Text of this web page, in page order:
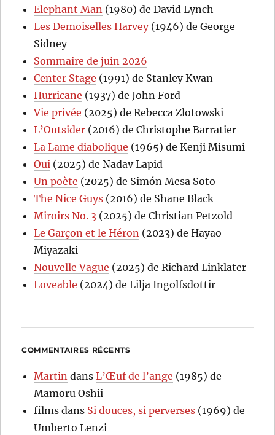
Elephant Man (1980) de David Lynch
Les Demoiselles Harvey(1946) de George
Sidney
Sommaire de juin 2026
Center Stage (1991) de Stanley Kwan
Hurricane (1937) de John Ford
Vie privée (2025) de Rebecca Zlotowski
L’Outsider (2016) de Christophe Barratier
La Lame diabolique (1965) de Kenji Misumi
Oui (2025) de Nadav Lapid
Un poète (2025) de Simón Mesa Soto
The Nice Guys (2016) de Shane Black
Miroirs No. 3 (2025) de Christian Petzold
Le Garçon et le Héron (2023) de Hayao
Miyazaki
Nouvelle Vague (2025) de Richard Linklater
Loveable (2024) de Lilja Ingolfsdottir
COMMENTAIRES RÉCENTS
Martin dansL’Œuf de l’ange (1985) de
Mamoru Oshii
films dans Si douces, si perverses (1969) de
Umberto Lenzi